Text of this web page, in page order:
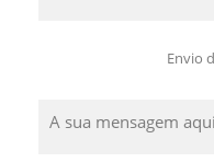
Envio